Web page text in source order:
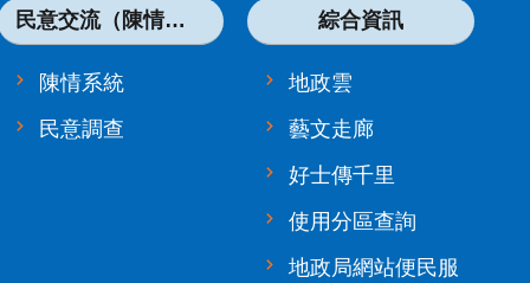
民意交流（陳情系統）
陳情系統
民意調查
綜合資訊
地政雲
藝文走廊
好士傳千里
使用分區查詢
地政局網站便民服